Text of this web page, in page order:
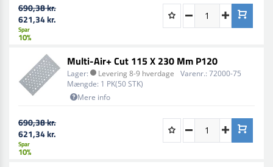
690,38 kr.
621,34 kr.
Spar
10%
Multi-Air+ Cut 115 X 230 Mm P120
Lager: Levering 8-9 hverdage Varenr.: 72000-75
Mængde: 1 PK(50 STK)
Mere info
690,38 kr.
621,34 kr.
Spar
10%